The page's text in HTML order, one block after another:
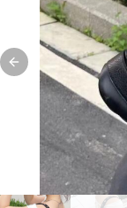
Previous slide